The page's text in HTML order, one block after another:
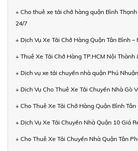
+ Cho thuê xe tải chở hàng quận Bình
24/7
+ Dịch Vụ Xe Tải Chở Hàng Quận Tân Bình –
+ Thuê Xe Tải Chở Hàng TP.HCM Nội Thành
+ Dịch vụ xe tải chuyển nhà quận Phú
+ Dịch Vụ Cho Thuê Xe Tải Chuyển Nhà Gò
+ Cho Thuê Xe Tải Chở Hàng Quận Bình
+ Dịch Vụ Xe Tải Chuyển Nhà Quận 10 Giá
+ Cho Thuê Xe Tải Chuyển Nhà Quận Tân